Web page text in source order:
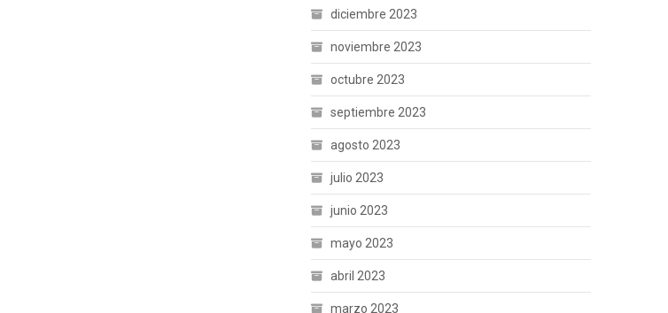
diciembre 2023
noviembre 2023
octubre 2023
septiembre 2023
agosto 2023
julio 2023
junio 2023
mayo 2023
abril 2023
marzo 2023